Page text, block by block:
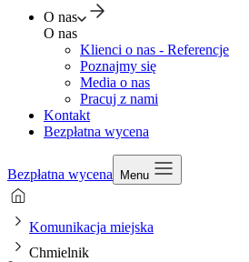
O nas
O nas
Klienci o nas - Referencje
Poznajmy się
Media o nas
Pracuj z nami
Kontakt
Bezpłatna wycena
Bezpłatna wycena Menu
Komunikacja miejska
Chmielnik